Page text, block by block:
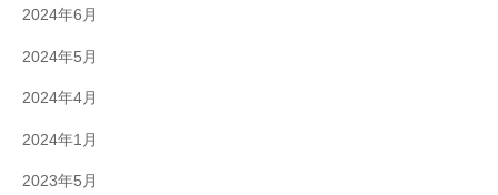
2024年6月
2024年5月
2024年4月
2024年1月
2023年5月